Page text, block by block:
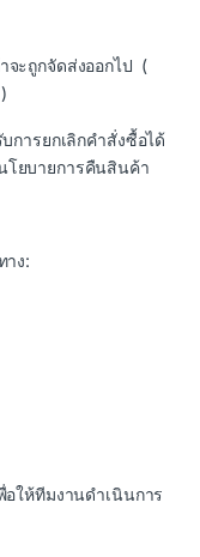
จะถูกจัดส่งออกไป (
การยกเลิกคำสั่งซื้อได้
โยบายการคืนสินค้า
าง:
อให้ทีมงานดำเนินการ